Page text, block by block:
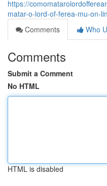
https://
matar-o-lord-of-ferea-mu-on-
Comments
Who
Comments
Submit a Comment
No HTML
HTML is disabled